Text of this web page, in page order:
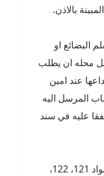
بالاذن.
البضائع او
محله ان يطلب
عند امين
المرسل اليه
عليه في سند
تسرى على سند الشحن احكام المواد 121، 122،